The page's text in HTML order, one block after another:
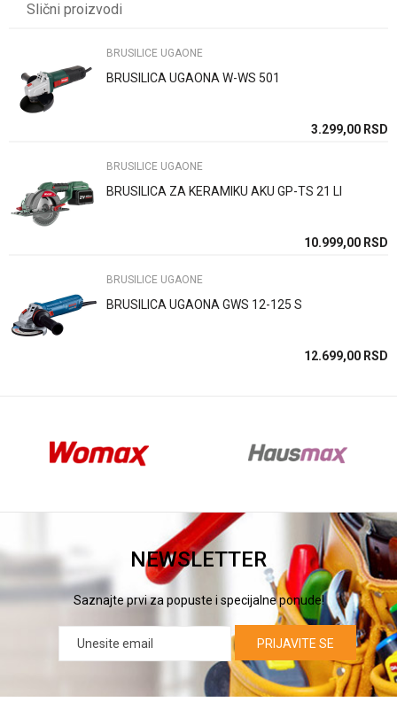
Težina specifikacija
PREČNIK DISKA 125mm
SNAGA (W) 900W
Poruka
Anti-spam zaštita - izračunajte koliko je 4 + 1 :
POŠALJI
Slični proizvodi
BRUSILICE UGAONE
BRUSILICA UGAONA W-WS 501
3.299,00 RSD
BRUSILICE UGAONE
BRUSILICA ZA KERAMIKU AKU GP-TS 21 LI
10.999,00 RSD
BRUSILICE UGAONE
BRUSILICA UGAONA GWS 12-125 S
12.699,00 RSD
NEWSLETTER
Saznajte prvi za popuste i specijalne ponude!
PRIJAVITE SE